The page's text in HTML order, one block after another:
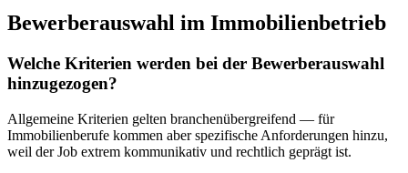
Bewerberauswahl im Immobilienbetrieb
Welche Kriterien werden bei der Bewerberauswahl
hinzugezogen?
Allgemeine Kriterien gelten branchenübergreifend — für
Immobilienberufe kommen aber spezifische Anforderungen hinzu,
weil der Job extrem kommunikativ und rechtlich geprägt ist.